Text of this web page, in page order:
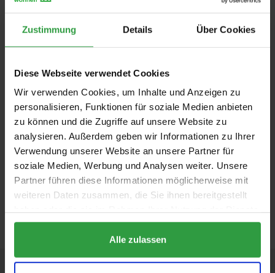
Zustimmung Details Über Cookies
Diese Webseite verwendet Cookies
Wir verwenden Cookies, um Inhalte und Anzeigen zu
personalisieren, Funktionen für soziale Medien anbieten
zu können und die Zugriffe auf unsere Website zu
analysieren. Außerdem geben wir Informationen zu Ihrer
Verwendung unserer Website an unsere Partner für
soziale Medien, Werbung und Analysen weiter. Unsere
Partner führen diese Informationen möglicherweise mit
weiteren Daten zusammen, die Sie ihnen bereitgestellt
gesammelt haben.
Alle zulassen
Daikin Altherma Wärmepumpen